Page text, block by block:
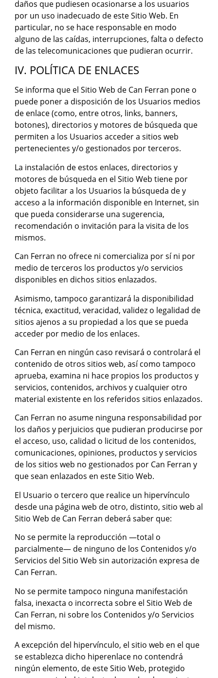
daños que pudiesen ocasionarse a los usuarios
por un uso inadecuado de este Sitio Web. En
particular, no se hace responsable en modo
alguno de las caídas, interrupciones, falta o defecto
de las telecomunicaciones que pudieran ocurrir.
IV. POLÍTICA DE ENLACES
Se informa que el Sitio Web de Can Ferran pone o
puede poner a disposición de los Usuarios medios
de enlace (como, entre otros, links, banners,
botones), directorios y motores de búsqueda que
permiten a los Usuarios acceder a sitios web
pertenecientes y/o gestionados por terceros.
La instalación de estos enlaces, directorios y
motores de búsqueda en el Sitio Web tiene por
objeto facilitar a los Usuarios la búsqueda de y
acceso a la información disponible en Internet, sin
que pueda considerarse una sugerencia,
recomendación o invitación para la visita de los
mismos.
Can Ferran no ofrece ni comercializa por sí ni por
medio de terceros los productos y/o servicios
disponibles en dichos sitios enlazados.
Asimismo, tampoco garantizará la disponibilidad
técnica, exactitud, veracidad, validez o legalidad de
sitios ajenos a su propiedad a los que se pueda
acceder por medio de los enlaces.
Can Ferran en ningún caso revisará o controlará el
contenido de otros sitios web, así como tampoco
aprueba, examina ni hace propios los productos y
servicios, contenidos, archivos y cualquier otro
material existente en los referidos sitios enlazados.
Can Ferran no asume ninguna responsabilidad por
los daños y perjuicios que pudieran producirse por
el acceso, uso, calidad o licitud de los contenidos,
comunicaciones, opiniones, productos y servicios
de los sitios web no gestionados por Can Ferran y
que sean enlazados en este Sitio Web.
El Usuario o tercero que realice un hipervínculo
desde una página web de otro, distinto, sitio web al
Sitio Web de Can Ferran deberá saber que:
No se permite la reproducción —total o
parcialmente— de ninguno de los Contenidos y/o
Servicios del Sitio Web sin autorización expresa de
Can Ferran.
No se permite tampoco ninguna manifestación
falsa, inexacta o incorrecta sobre el Sitio Web de
Can Ferran, ni sobre los Contenidos y/o Servicios
del mismo.
A excepción del hipervínculo, el sitio web en el que
se establezca dicho hiperenlace no contendrá
ningún elemento, de este Sitio Web, protegido